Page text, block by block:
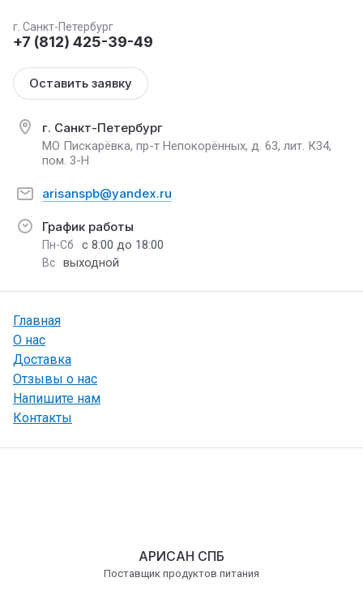
г. Санкт-Петербург
+7 (812) 425-39-49
Оставить заявку
г. Санкт-Петербург
МО Пискарёвка, пр-т Непокорённых, д. 63, лит. К34,
пом. 3-Н
arisanspb@yandex.ru
График работы
Пн-Сб с 8:00 до 18:00
Вс выходной
Главная
О нас
Доставка
Отзывы о нас
Напишите нам
Контакты
АРИСАН СПБ
Поставщик продуктов питания